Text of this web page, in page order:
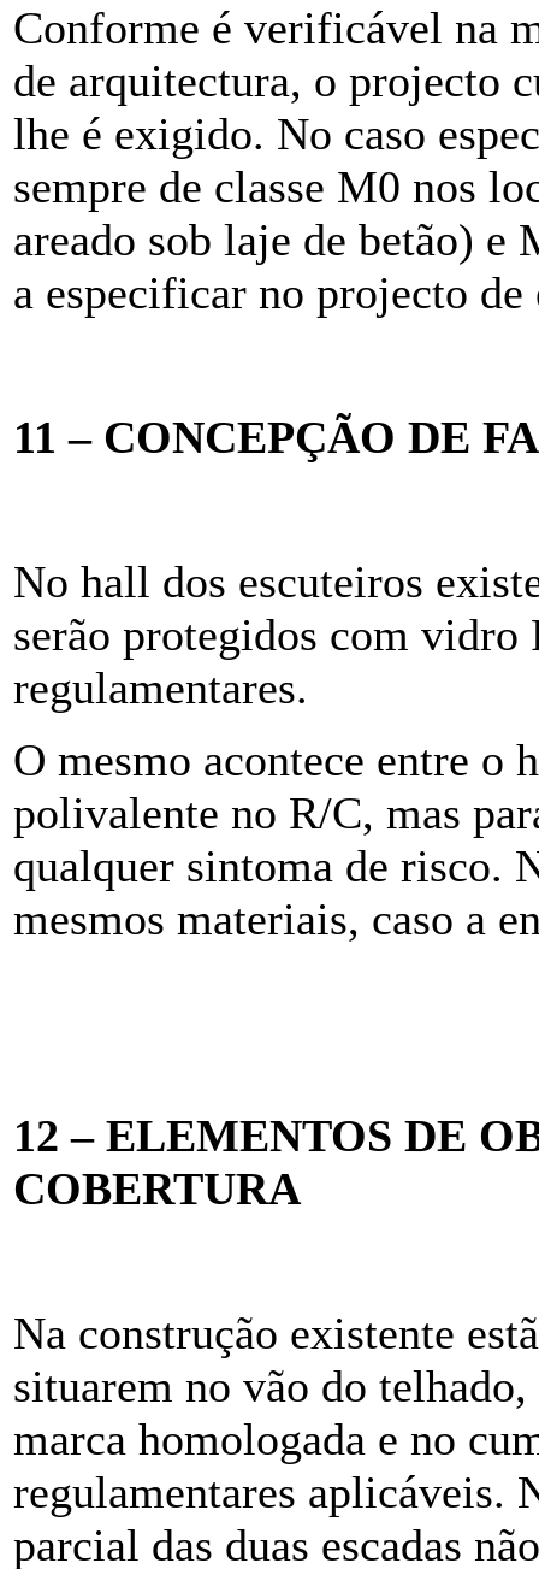
Conforme é verificável na
de arquitectura, o projecto
lhe é exigido. No caso
sempre de classe M0 nos
areado sob laje de betão) e
a especificar no projecto de
11 – CONCEPÇÃO DE
No hall dos escuteiros
serão protegidos com vidro
regulamentares.
O mesmo acontece entre o
polivalente no R/C, mas
qualquer sintoma de risco.
mesmos materiais, caso a
12 – ELEMENTOS DE
COBERTURA
Na construção existente
situarem no vão do
marca homologada e no
regulamentares aplicáveis.
parcial das duas escadas